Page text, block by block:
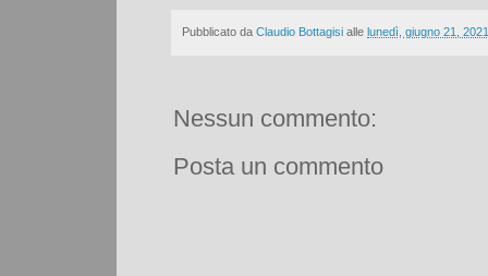
Pubblicato da Claudio Bottagisi alle lunedì, giugno 21, 2021
Nessun commento:
Posta un commento